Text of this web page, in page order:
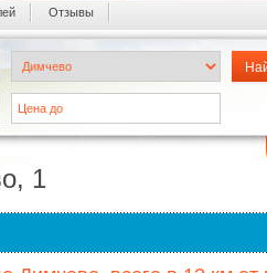
Oтзывы
1